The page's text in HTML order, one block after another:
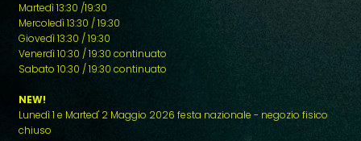
Martedì 13:30 /19:30
Mercoledì 13:30 / 19:30
Giovedì 13:30 / 19:30
Venerdì 10:30 / 19:30 continuato
Sabato 10:30 / 19:30 continuato
NEW!
Lunedì 1 e Marted' 2 Maggio 2026 festa nazionale - negozio fisico
chiuso